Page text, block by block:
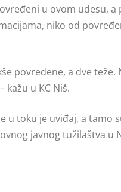
u ovom udesu, a
niko od
povređene, a dve teže.
kažu u KC Niš.
u toku je uviđaj, a tamo
javnog tužilaštva u